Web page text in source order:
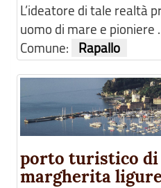
L’ideatore di tale realtà
uomo di mare e pioniere
Comune:
Rapallo
porto turistico di
margherita